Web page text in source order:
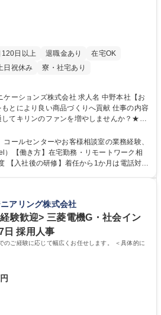
日以上 退職金あり
在宅OK
日祝休み 寮・社宅あり
株式会社 求人名 中野本社【お
より良い商品づくりへ貢献 仕事の内容
てキリンのファンを増やしませんか？★≫
くりに活かしていく上で、窓口となるお客
ます。お客様からの声に迅速かつ誠意をも
にグループ内活動に反映しています。 【具
集職種 中野本社【お客様
より良い商品づくりへ貢献
ールセンターやお客様相談室の業務経験、
）【働き方】在宅勤務・リモートワーク相
応
について】キリングループの広報機能を担
いを大切にし、磨き上げたホスピタリティ
をとりながら広報関連業務を行っておりま
アリング株式会社
験歓迎> 三菱電機G・社会イン
日 採用人事
のご経験に応じて幅広くお任せします。 ＜具体的に